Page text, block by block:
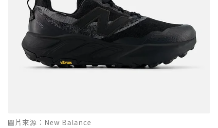
圖片來源：New Balance